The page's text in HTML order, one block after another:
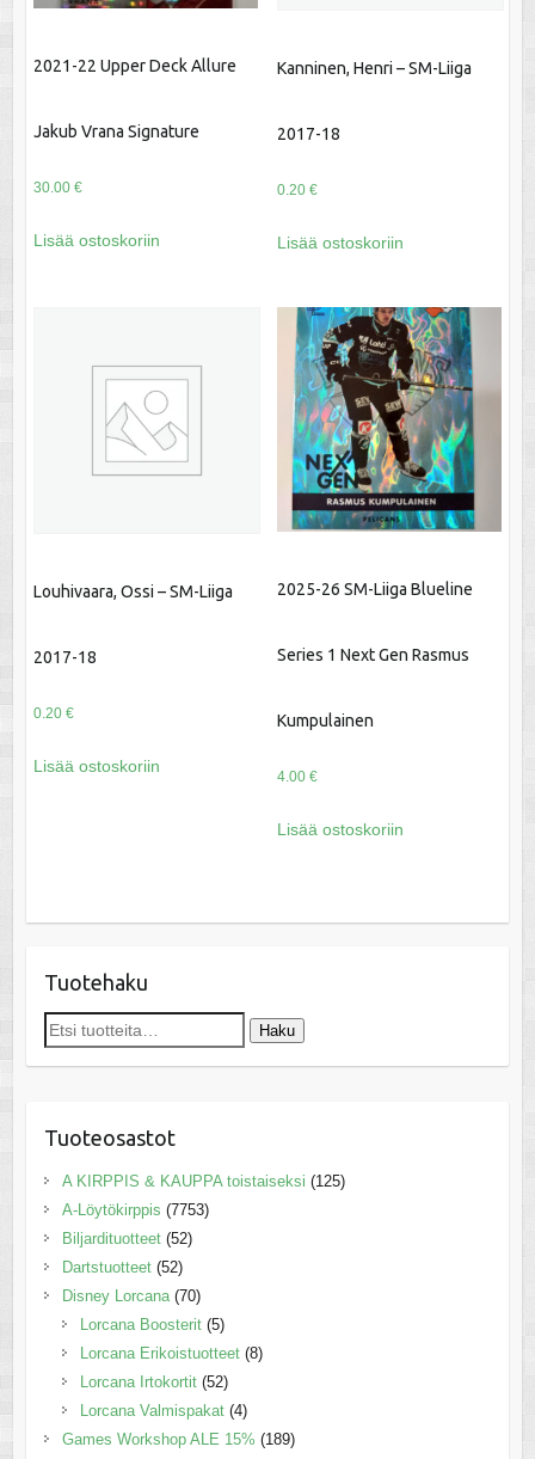
2021-22 Upper Deck Allure
Jakub Vrana Signature
30.00 €
Lisää ostoskoriin
Kanninen, Henri – SM-Liiga
2017-18
0.20 €
Lisää ostoskoriin
Louhivaara, Ossi – SM-Liiga
2017-18
0.20 €
Lisää ostoskoriin
2025-26 SM-Liiga Blueline
Series 1 Next Gen Rasmus
Kumpulainen
4.00 €
Lisää ostoskoriin
Tuotehaku
Etsi: Haku
Tuoteosastot
A KIRPPIS & KAUPPA toistaiseksi (125)
A-Löytökirppis (7753)
Biljardituotteet (52)
Dartstuotteet (52)
Disney Lorcana (70)
Lorcana Boosterit (5)
Lorcana Erikoistuotteet (8)
Lorcana Irtokortit (52)
Lorcana Valmispakat (4)
Games Workshop ALE 15% (189)